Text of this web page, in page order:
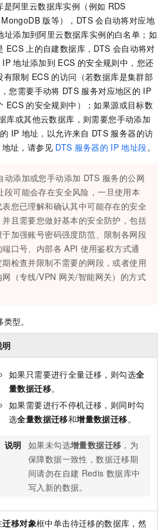
阿里云数据库实例（例如 RDS
MongoDB 版等），DTS 会自动将对应地
址添加到阿里云数据库实例的白名单；如
ECS 上的自建数据库，DTS 会自动将对
IP 地址添加到 ECS 的安全规则中，您还
有限制 ECS 的访问（若数据库是集群部
您需要手动将 DTS 服务对应地区的 IP
ECS 的安全规则中）；如果源或目标数
库或其他云数据库，则需要您手动添加
IP 地址，以允许来自 DTS 服务器的访
地址，请参见 DTS 服务器的 IP 地址段。
动添加或您手动添加 DTS 服务的公网
段可能会存在安全风险，一旦使用本
表您已理解和确认其中可能存在的安全
并且需要您做好基本的安全防护，包括
于加强账号密码强度防范、限制各网段
口号、内部各 API 使用鉴权方式通
检查并限制不需要的网段，或者使用
（专线/VPN 网关/智能网关）的方式
型。
明
如果只需要进行全量迁移，则勾选全
量数据迁移。
如果需要进行不停机迁移，则同时勾
选全量数据迁移和增量数据迁移。
说明 如果未勾选增量数据迁移 ，为
保障数据一致性，数据迁移期
间请勿在自建 Redis 数据库中
写入新的数据。
迁移对象框中单击待迁移的数据库，然